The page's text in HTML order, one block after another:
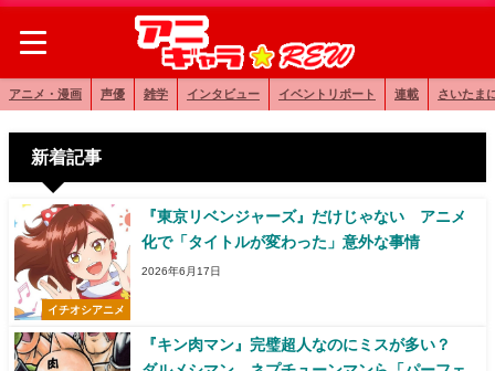
アニメ・漫画 声優 雑学 インタビュー イベントリポート 連載 さいたま
新着記事
イチオシアニメ
『東京リベンジャーズ』だけじゃない アニメ
化で「タイトルが変わった」意外な事情
2026年6月17日
『キン肉マン』完璧超人なのにミスが多い？